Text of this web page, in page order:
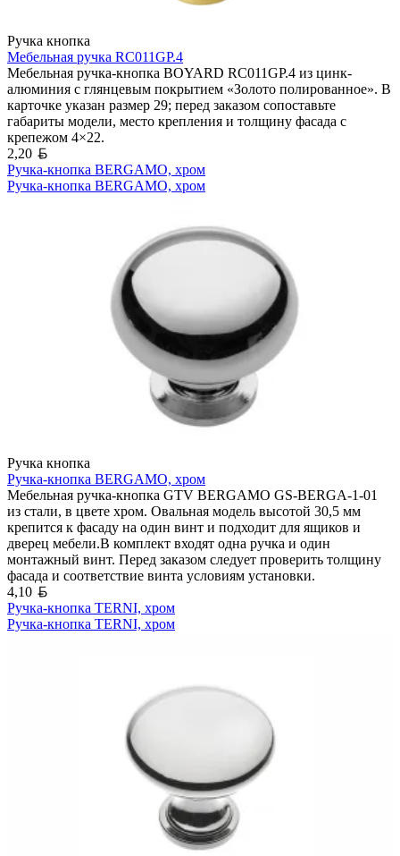
Ручка кнопка
Мебельная ручка RC011GP.4
Мебельная ручка-кнопка BOYARD RC011GP.4 из цинк-
алюминия с глянцевым покрытием «Золото полированное». В
карточке указан размер 29; перед заказом сопоставьте
габариты модели, место крепления и толщину фасада с
крепежом 4×22.
2,20
Ручка-кнопка BERGAMO, хром
Ручка-кнопка BERGAMO, хром
Ручка кнопка
Ручка-кнопка BERGAMO, хром
Мебельная ручка-кнопка GTV BERGAMO GS-BERGA-1-01
из стали, в цвете хром. Овальная модель высотой 30,5 мм
крепится к фасаду на один винт и подходит для ящиков и
дверец мебели.В комплект входят одна ручка и один
монтажный винт. Перед заказом следует проверить толщину
фасада и соответствие винта условиям установки.
4,10
Ручка-кнопка TERNI, хром
Ручка-кнопка TERNI, хром